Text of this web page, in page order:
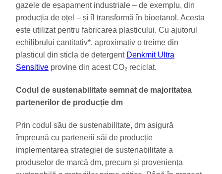
gazele de eșapament industriale – de exemplu, din
producția de oțel – și îl transformă în bioetanol. Acesta
este utilizat pentru fabricarea plasticului. Cu ajutorul
echilibrului cantitativ*, aproximativ o treime din
plasticul din sticla de detergent Denkmit Ultra
Sensitive provine din acest CO₂ reciclat.
Codul de sustenabilitate semnat de majoritatea
partenerilor de producție dm
Prin codul său de sustenabilitate, dm asigură
împreună cu partenerii săi de producție
implementarea strategiei de sustenabilitate a
produselor de marcă dm, precum și proveniența